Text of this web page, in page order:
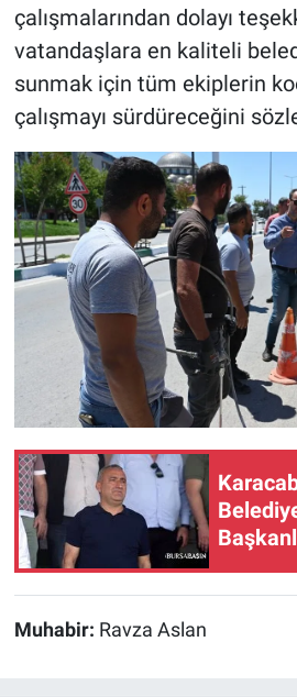
çalışmalarından dolayı
vatandaşlara en kaliteli
sunmak için tüm ekiplerin
çalışmayı sürdüreceğini
Muhabir: Ravza Aslan